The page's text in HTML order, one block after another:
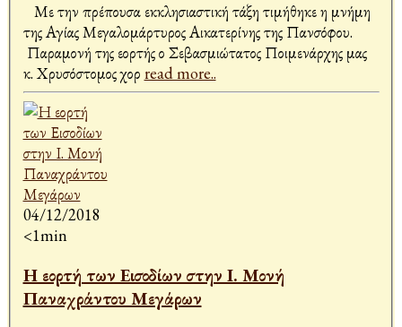
Με την πρέπουσα εκκλησιαστική τάξη τιμήθηκε η μνήμη
της Αγίας Μεγαλομάρτυρος Αικατερίνης της Πανσόφου.
Παραμονή της εορτής ο Σεβασμιώτατος Ποιμενάρχης μας
κ. Χρυσόστομος χορ read more..
04/12/2018
<1min
Η εορτή των Εισοδίων στην Ι. Μονή
Παναχράντου Μεγάρων